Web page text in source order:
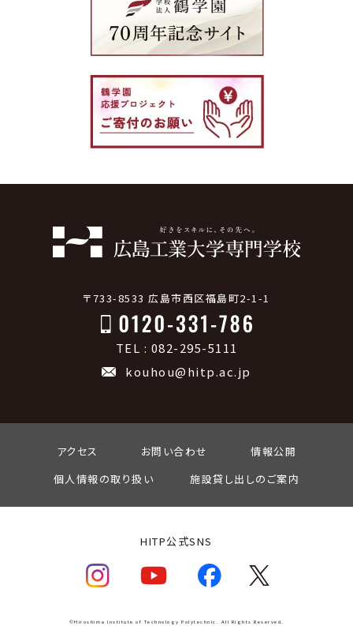
〒733-8533 広島市西区福島町2-1-1
TEL : 082-295-5111
kouhou@hitp.ac.jp
アクセス お問い合わせ
情報公開
個人情報の取り扱い
施設貸し出しのご案内
HITP公式SNS
©Hiroshima Institute of Technology Polytechnic. All Rights Reserved.